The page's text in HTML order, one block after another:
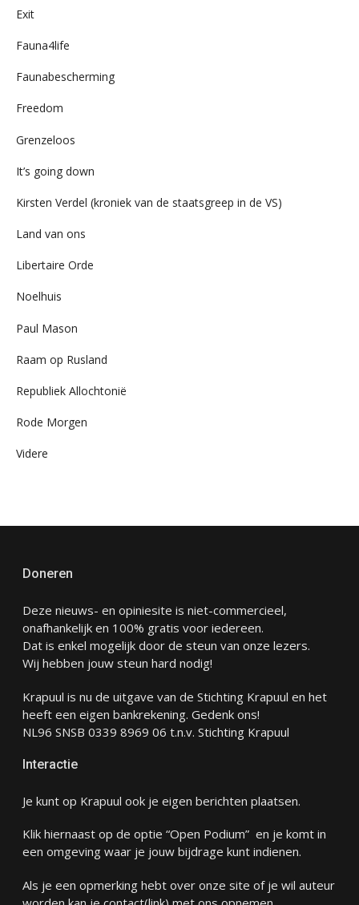
Exit
Fauna4life
Faunabescherming
Freedom
Grenzeloos
It’s going down
Kirsten Verdel (kroniek van de staatsgreep in de VS)
Land van ons
Libertaire Orde
Noelhuis
Paul Mason
Raam op Rusland
Republiek Allochtonië
Rode Morgen
Videre
Doneren
Deze nieuws- en opiniesite is niet-commercieel,
onafhankelijk en 100% gratis voor iedereen.
Dat is enkel mogelijk door de steun van onze lezers.
Wij hebben jouw steun hard nodig!
Krapuul is nu de uitgave van de Stichting Krapuul en het
heeft een eigen bankrekening. Gedenk ons!
NL96 SNSB 0339 8969 06 t.n.v. Stichting Krapuul
Interactie
Je kunt op Krapuul ook je eigen berichten plaatsen.
Klik hiernaast op de optie “Open Podium” en je komt in
een omgeving waar je jouw bijdrage kunt indienen.
Als je een opmerking hebt over onze site of je wil auteur